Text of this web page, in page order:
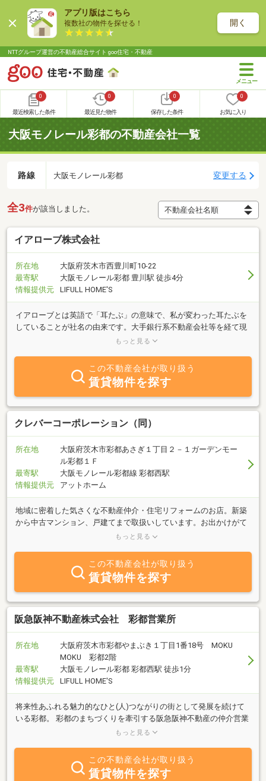
アプリ版はこちら
複数社の物件を探せる！ 開く
NTTグループ運営の不動産総合サイト goo住宅・不動産
0
最近検索した条件
0
最近見た物件
0
保存した条件
0
お気に入り
大阪モノレール彩都の不動産会社一覧
路線 大阪モノレール彩都 変更する
全3件が該当しました。
イアローブ株式会社
所在地
大阪府茨木市西豊川町10-22
最寄駅
大阪モノレール彩都 豊川駅 徒歩4分
情報提供元
LIFULL HOME'S
イアローブとは英語で「耳たぶ」の意味で、私が変わった耳たぶを
していることが社名の由来です。大手銀行系不動産会社等を経て現
在に至り、豊富な取引数と知識を活かし皆様のお役に立ちたいと思
もっと見る
この不動産会社が取り扱う
賃貸物件を探す
クレバーコーポレーション（同）
所在地
大阪府茨木市彩都あさぎ１丁目２－１ガーデンモー
ル彩都１Ｆ
最寄駅
大阪モノレール彩都線 彩都西駅
情報提供元
アットホーム
地域に密着した気さくな不動産仲介・住宅リフォームのお店。新築
から中古マンション、戸建てまで取扱いしています。お出かけがて
らに立ち寄っていただけるフレンドリーなお店です。キッズルーム
もっと見る
この不動産会社が取り扱う
賃貸物件を探す
阪急阪神不動産株式会社 彩都営業所
所在地
大阪府茨木市彩都やまぶき１丁目1番18号 MOKU
MOKU 彩都2階
最寄駅
大阪モノレール彩都 彩都西駅 徒歩1分
情報提供元
LIFULL HOME'S
将来性あふれる魅力的なひと(人)つながりの街として発展を続けて
いる彩都。 彩都のまちづくりを牽引する阪急阪神不動産の仲介営業
所として、地域に密着したきめ細やかなサービスを提供してまいり
もっと見る
この不動産会社が取り扱う
賃貸物件を探す